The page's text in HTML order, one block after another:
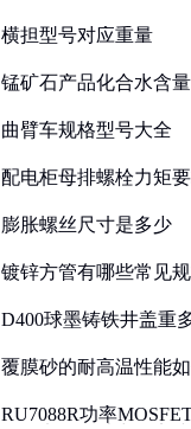
横担型号对应重量
锰矿石产品化合水含量
曲臂车规格型号大全
配电柜母排螺栓力矩
膨胀螺丝尺寸是多少
镀锌方管有哪些常见
D400球墨铸铁井盖重
覆膜砂的耐高温性能
RU7088R功率